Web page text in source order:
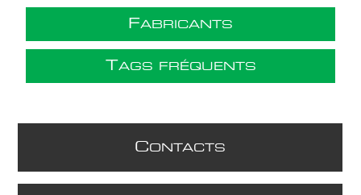
FABRICANTS
TAGS FRÉQUENTS
CONTACTS